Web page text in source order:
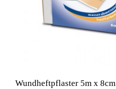
Wundheftpflaster 5m x 8cm